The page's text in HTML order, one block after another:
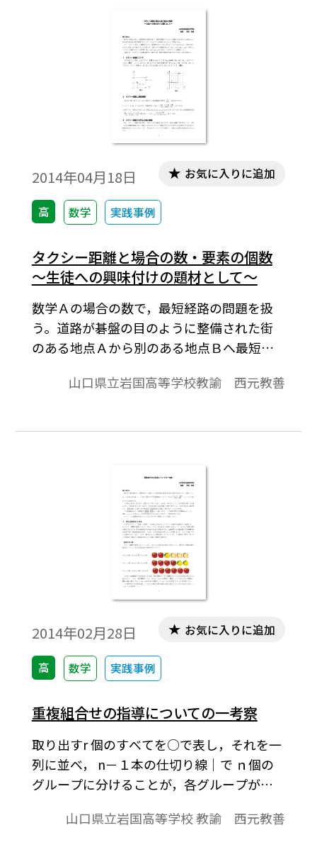
例を挙げてその考え方の欠陥を指摘し，で
はどう考えたらよいのかを考えさせるのが
よいのではないかと思う。 本稿では，同
じものを含む順列を題材にとって，生徒の
陥りやすい間違いを考察する。※文中の数
式は，「Tosho数式エディタ」で作成されて
います。ワード文書で数式を正しく表示する
ためには，「Tosho数式エディタ」が導入さ
れていることが必要です。無償ダウンロード
はこちら→無償ダウンロードのご案内
2014年04月18日
高 数学 実践事例
お気に入りに追加
タクシー距離と場合の数・要素の個数
～生徒への興味付けの題材として～
数学Ａの場合の数で，最短経路の問題を扱
う。道路が碁盤の目のように整備された街
のある地点Ａから別のある地点Ｂへ最短距
という問題である。さて，タクシーを使っ
のすべての行き方に対して料金は同じにな
１)，Ｂ(ｘ２,ｙ２)の距離ＡＢとは√(ｘ２－
ｘ１)２＋(ｙ２－ｙ１)２であるが，このよ
うな道路に沿っての距離は｜ｘ２－ｘ１｜
＋｜ｙ２－ｙ１｜で，これをタクシー距離
という。本稿では，このタクシー距離を題
材に，場合の数・要素の個数を生徒に考え
させる一例を考察した。※文中の数式は，
「Tosho数式エディタ」で作成されていま
す。ワード文書で数式を正しく表示するため
には，「Tosho数式エディタ」が導入されて
いることが必要です。無償ダウンロードはこ
ちら→無償ダウンロードのご案内
山口県立岩国高等学校教諭 西元教善
2014年02月28日
高 数学 実践事例
お気に入りに追加
重複組合せの指導についての一考察
取り出すr 個のすべてを○で表し，それを一
列に並べ， n－１本の仕切り線｜で ｎ個の
グループに分けることが，各グループが同
異なるｎ 個の物から，重複を許して(認めて)
山口県立岩国高等学校 教諭 西元教善